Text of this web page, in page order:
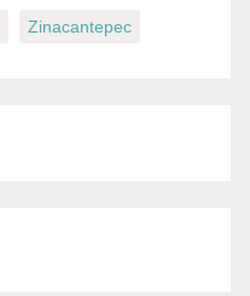
Zinacantepec